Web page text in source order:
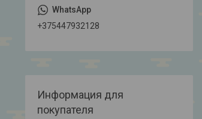
+375447932128
Информация для
покупателя